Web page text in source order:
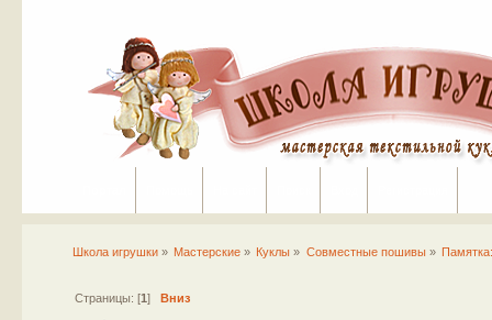
Школа игрушки» Мастерские » Куклы » Совместные пошивы»
Страницы: [1 ] Вниз